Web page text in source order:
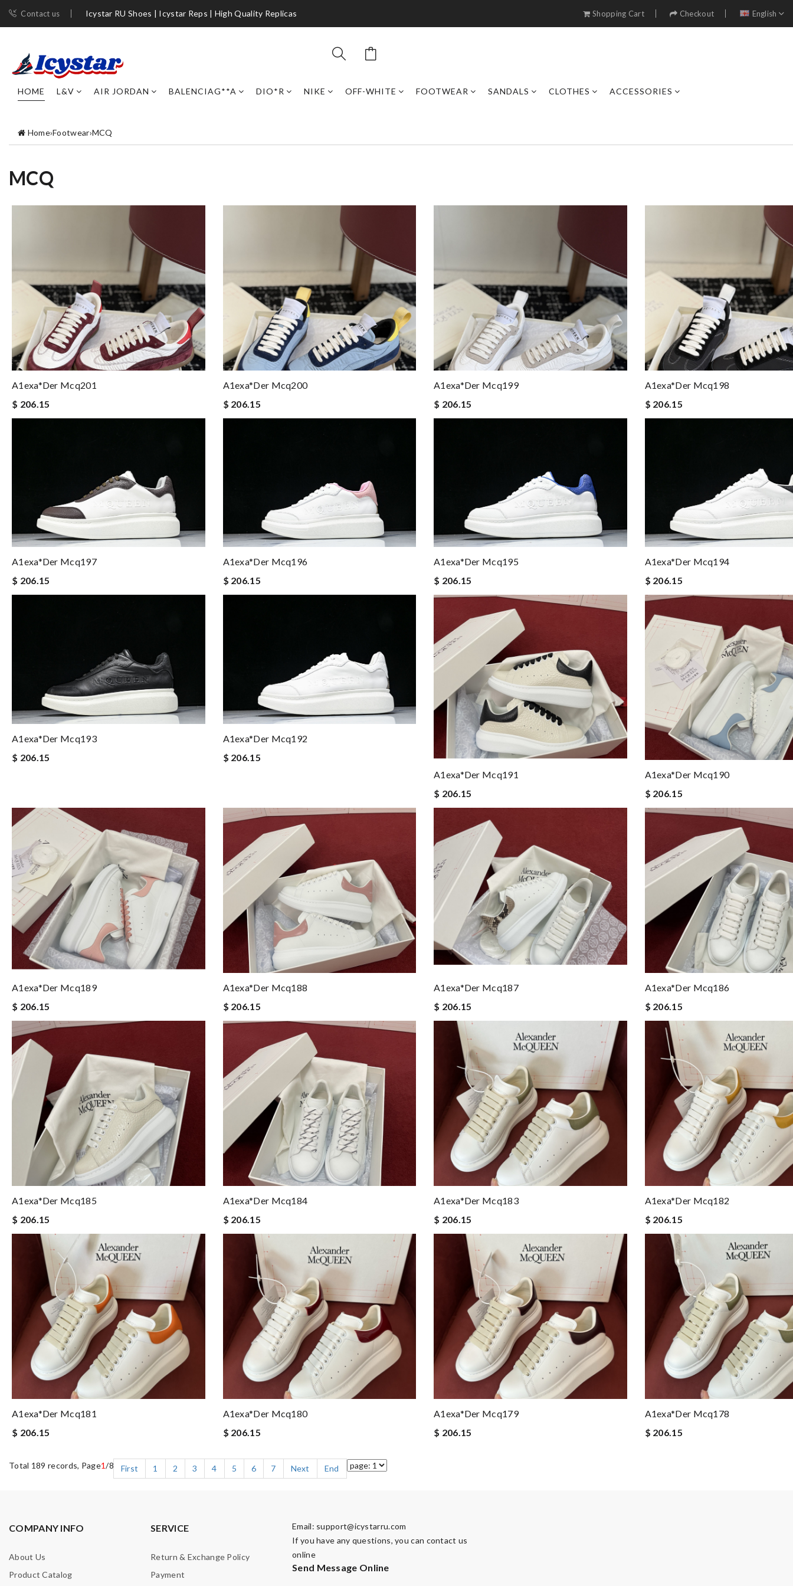
Contact us Icystar RU Shoes | Icystar Reps | High Quality Replicas Shopping Cart Checkout English
HOME L&V AIR JORDAN BALENCIAG**A DIO*R NIKE OFF-WHITE FOOTWEAR SANDALS CLOTHES ACCESSORIES
Home›Footwear›MCQ
MCQ
A1exa*der Mcq201
$ 206.15
A1exa*der Mcq200
$ 206.15
A1exa*der Mcq199
$ 206.15
A1exa*der Mcq198
$ 206.15
A1exa*der Mcq197
$ 206.15
A1exa*der Mcq196
$ 206.15
A1exa*der Mcq195
$ 206.15
A1exa*der Mcq194
$ 206.15
A1exa*der Mcq193
$ 206.15
A1exa*der Mcq192
$ 206.15
A1exa*der Mcq191
$ 206.15
A1exa*der Mcq190
$ 206.15
A1exa*der Mcq189
$ 206.15
A1exa*der Mcq188
$ 206.15
A1exa*der Mcq187
$ 206.15
A1exa*der Mcq186
$ 206.15
A1exa*der Mcq185
$ 206.15
A1exa*der Mcq184
$ 206.15
A1exa*der Mcq183
$ 206.15
A1exa*der Mcq182
$ 206.15
A1exa*der Mcq181
$ 206.15
A1exa*der Mcq180
$ 206.15
A1exa*der Mcq179
$ 206.15
A1exa*der Mcq178
$ 206.15
Total 189 records, Page1/8 First 1 2 3 4 5 6 7 Next End
COMPANY INFO
About Us
Product Catalog
SERVICE
Return & Exchange Policy
Payment
Email: support@icystarru.com
If you have any questions, you can contact us
online
Send Message Online